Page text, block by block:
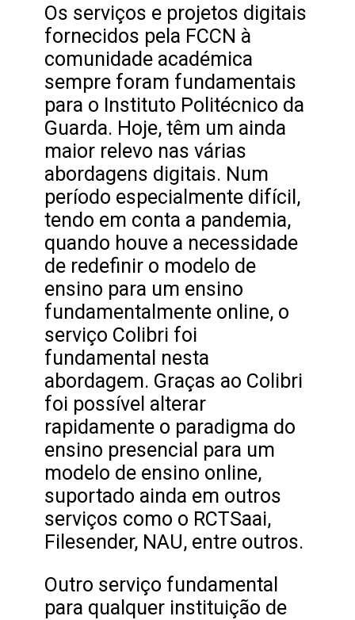
Os serviços e projetos digitais
fornecidos pela FCCN à
comunidade académica
sempre foram fundamentais
para o Instituto Politécnico da
Guarda. Hoje, têm um ainda
maior relevo nas várias
abordagens digitais. Num
período especialmente difícil,
tendo em conta a pandemia,
quando houve a necessidade
de redefinir o modelo de
ensino para um ensino
fundamentalmente online, o
serviço Colibri foi
fundamental nesta
abordagem. Graças ao Colibri
foi possível alterar
rapidamente o paradigma do
ensino presencial para um
modelo de ensino online,
suportado ainda em outros
serviços como o RCTSaai,
Filesender, NAU, entre outros.
Outro serviço fundamental
para qualquer instituição de